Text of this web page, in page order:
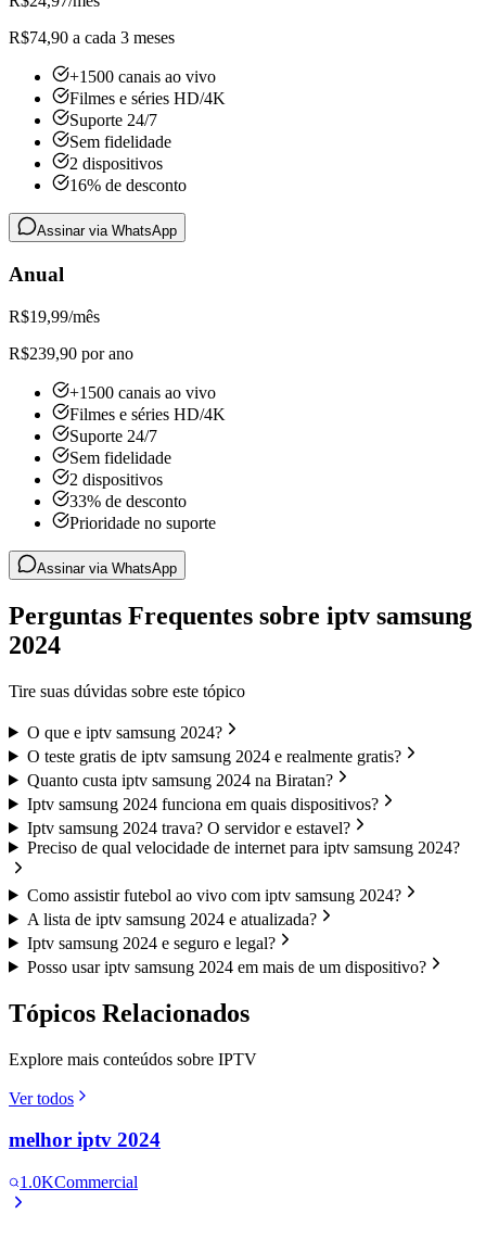
R$74,90 a cada 3 meses
+1500 canais ao vivo
Filmes e séries HD/4K
Suporte 24/7
Sem fidelidade
2 dispositivos
16% de desconto
Assinar via WhatsApp
Anual
R$19,99/mês
R$239,90 por ano
+1500 canais ao vivo
Filmes e séries HD/4K
Suporte 24/7
Sem fidelidade
2 dispositivos
33% de desconto
Prioridade no suporte
Assinar via WhatsApp
Perguntas Frequentes sobre iptv samsung
2024
Tire suas dúvidas sobre este tópico
O que e iptv samsung 2024?
O teste gratis de iptv samsung 2024 e realmente gratis?
Quanto custa iptv samsung 2024 na Biratan?
Iptv samsung 2024 funciona em quais dispositivos?
Iptv samsung 2024 trava? O servidor e estavel?
Preciso de qual velocidade de internet para iptv samsung 2024?
Como assistir futebol ao vivo com iptv samsung 2024?
A lista de iptv samsung 2024 e atualizada?
Iptv samsung 2024 e seguro e legal?
Posso usar iptv samsung 2024 em mais de um dispositivo?
Tópicos Relacionados
Explore mais conteúdos sobre IPTV
Ver todos
melhor iptv 2024
1.0KCommercial